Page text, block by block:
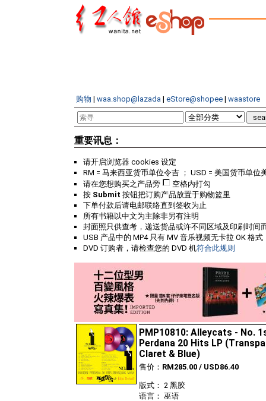
购物 | waa.shop@lazada | eStore@shopee | waastore
重要讯息：
请开启浏览器 cookies 设定
RM = 马来西亚货币单位令吉 ； USD = 美国货币单位
请在您想购买之产品旁
空格内打勾
按 Submit 按钮把订购产品放置于购物篮里
下单付款后请电邮联络直到签收为止
所有书籍以中文为主除非另有注明
封面照只供查考，递送货品或许不同区域及印刷时间
USB 产品中的 MP4 只有 MV 音乐视频无卡拉 OK 格式
DVD 订购者，请检查您的 DVD 机符合此规则
PMP10810: Alleycats - No.
Perdana 20 Hits LP
Claret & Blue)
售价： RM285.00 / USD86.40
版式： 2 黑胶
语言： 巫语